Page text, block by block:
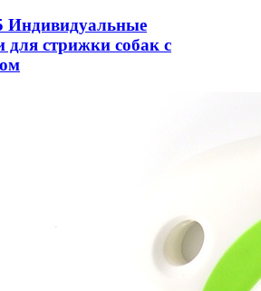
Индивидуальные
для стрижки собак с